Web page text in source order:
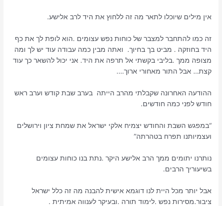
אין מילים שיוכלו לתאר מה זה ללחוץ את היד לרב אלישע.
זה כמו להתחבר למצבר של כוחות נפש עצומים .הוא לופת לך את כף
היד בחוזקה . מביט בך בחיוך. ואתה מבין כמה עבודה עוד יש לך ומה
מצופה ממך .בליבי בקשתי אל תרפה את היד. אני יכול להשאר כך עוד
קצת… אבל התור מאחורי ארוך….
ההודעה האחרונה שקבלתי מהרב הייתה בערב שבת קודש וערב ראש
חודש לפני כמה חודשים.
“במפגש השבת והחודש יצמיח אלקי ישראל את שמחת ציון וירושלים
ועצמיותנו תפרח בטהרתה”
נותרנו יתומים ממך הרב אלישע היקר .נתת בנו כוחות עצומים
בשיעוריך הרבים.
אבל יותר מכל היית לנו דוגמא אישית להבנה מה זה כלל ישראל
ציבור.מסירות נפש .לימוד תורה .ובעיקר לענווה אמיתית .